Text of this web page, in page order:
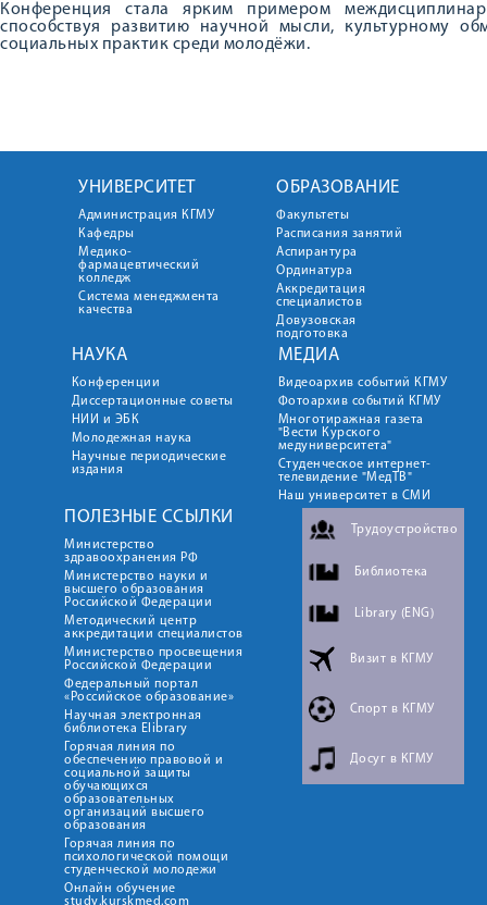
Конференция стала ярким примером
способствуя развитию научной мысли, культурному
социальных практик среди молодёжи.
УНИВЕРСИТЕТ
Администрация КГМУ
Кафедры
Медико-
фармацевтический
колледж
Система менеджмента
качества
ОБРАЗОВАНИЕ
Факультеты
Расписания занятий
Аспирантура
Ординатура
Аккредитация
специалистов
Довузовская
подготовка
НАУКА
Конференции
Диссертационные советы
НИИ и ЭБК
Молодежная наука
Научные периодические
издания
МЕДИА
Видеоархив событий КГМУ
Фотоархив событий КГМУ
Многотиражная газета
"Вести Курского
медуниверситета"
Студенческое интернет-
телевидение "МедТВ"
Наш университет в СМИ
ПОЛЕЗНЫЕ ССЫЛКИ
Министерство
здравоохранения РФ
Министерство науки и
высшего образования
Российской Федерации
Методический центр
аккредитации специалистов
Министерство просвещения
Российской Федерации
Федеральный портал
«Российское образование»
Научная электронная
библиотека Elibrary
Горячая линия по
обеспечению правовой и
социальной защиты
обучающихся
образовательных
организаций высшего
образования
Горячая линия по
психологической помощи
студенческой молодежи
Онлайн обучение
study.kurskmed.com
Трудоустройство
Библиотека
Library (ENG)
Визит в КГМУ
Спорт в КГМУ
Досуг в КГМУ